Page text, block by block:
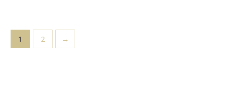
1 2 →